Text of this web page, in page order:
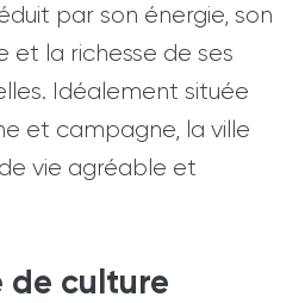
par son énergie, son
et la richesse de ses
Idéalement située
et campagne, la ville
vie agréable et
de culture